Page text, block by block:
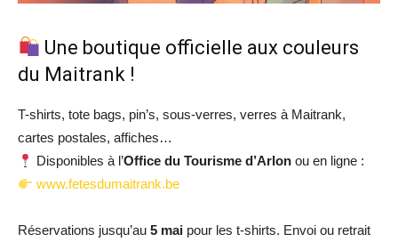
Une boutique officielle aux couleurs
du Maitrank !
T-shirts, tote bags, pin’s, sous-verres, verres à Maitrank,
cartes postales, affiches…
Disponibles à l’Office du Tourisme d’Arlon ou en ligne :
www.fetesdumaitrank.be
Réservations jusqu’au 5 mai pour les t-shirts. Envoi ou retrait